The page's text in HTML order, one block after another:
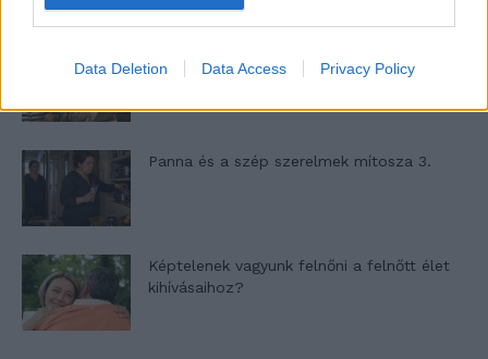
Data Deletion Data Access Privacy Policy
Nyár, nevetés, anekdoták
Panna és a szép szerelmek mítosza 3.
Képtelenek vagyunk felnőni a felnőtt élet
kihívásaihoz?